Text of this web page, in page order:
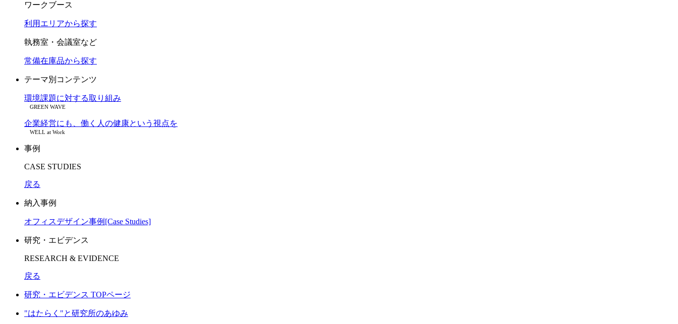
ワークブース
利用エリアから探す
執務室・会議室など
常備在庫品から探す
テーマ別コンテンツ
環境課題に対する取り組み
GREEN WAVE
企業経営にも、働く人の健康という視点を
WELL at Work
事例
CASE STUDIES
戻る
納入事例
オフィスデザイン事例[Case Studies]
研究・エビデンス
RESEARCH & EVIDENCE
戻る
研究・エビデンス TOPページ
"はたらく"と研究所のあゆみ